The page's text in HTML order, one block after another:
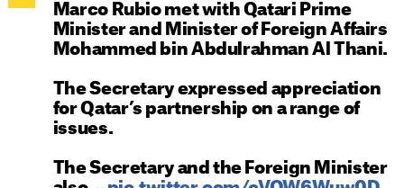
Marco Rubio met with Qatari Prime
Minister and Minister of Foreign Affairs
Mohammed bin Abdulrahman Al Thani.
The Secretary expressed appreciation
for Qatar’s partnership on a range of
issues.
The Secretary and the Foreign Minister